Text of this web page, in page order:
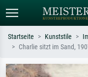
Suchen Sie nach Künstlern,
Startseite Kunststile
Charlie sitzt im Sand,